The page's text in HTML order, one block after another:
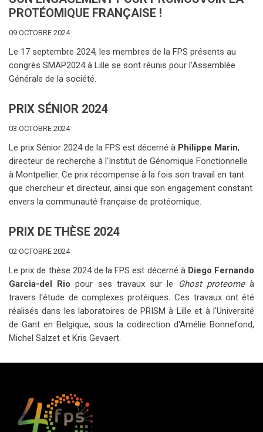
PROTÉOMIQUE FRANÇAISE !
09 OCTOBRE 2024
Le 17 septembre 2024, les membres de la FPS présents au
congrès SMAP2024 à Lille se sont réunis pour l'Assemblée
Générale de la société.
PRIX SÉNIOR 2024
03 OCTOBRE 2024
Le prix Sénior 2024 de la FPS est décerné à Philippe Marin,
directeur de recherche à l'Institut de Génomique Fonctionnelle
à Montpellier. Ce prix récompense à la fois son travail en tant
que chercheur et directeur, ainsi que son engagement constant
envers la communauté française de protéomique.
PRIX DE THÈSE 2024
02 OCTOBRE 2024
Le prix de thèse 2024 de la FPS est décerné à Diego Fernando
Garcia-del Riopour ses travaux sur le Ghost proteomeà
travers l'étude de complexes protéiques.Ces travaux ont été
réalisés dans les laboratoires de PRISM à Lille et à l'Université
de Gant en Belgique, sous la codirection d'Amélie Bonnefond,
Michel Salzet et Kris Gevaert.